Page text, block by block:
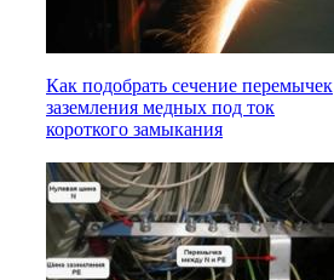
Как подобрать сечение перемычек
заземления медных под ток
короткого замыкания